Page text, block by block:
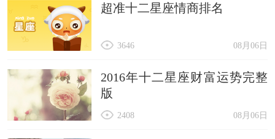
超准十二星座情商排名
08月06日
3646
2016年十二星座财富运势完整
版
08月06日
2408